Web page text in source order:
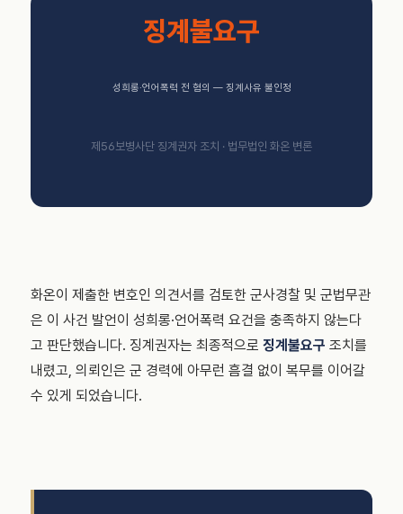
징계불요구
성희롱·언어폭력 전 혐의 — 징계사유 불인정
제56보병사단 징계권자 조치 · 법무법인 화온 변론
화온이 제출한 변호인 의견서를 검토한 군사경찰 및 군법무관
은 이 사건 발언이 성희롱·언어폭력 요건을 충족하지 않는다
고 판단했습니다. 징계권자는 최종적으로 징계불요구 조치를
내렸고, 의뢰인은 군 경력에 아무런 흠결 없이 복무를 이어갈
수 있게 되었습니다.